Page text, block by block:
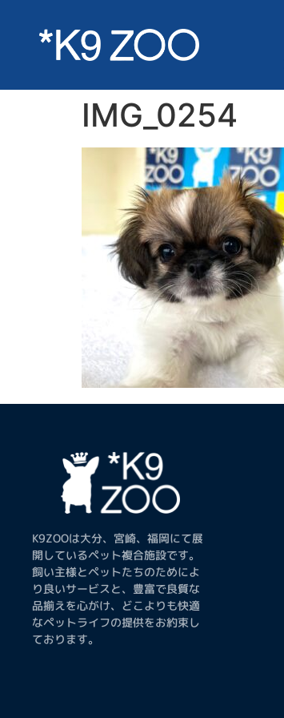
IMG_0254
K9ZOOは大分、宮崎、福岡にて展
開しているペット複合施設です。
飼い主様とペットたちのためによ
り良いサービスと、豊富で良質な
品揃えを心がけ、どこよりも快適
なペットライフの提供をお約束し
ております。